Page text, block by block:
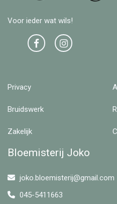
Voor ieder wat wils!
Privacy
Bruidswerk
Zakelijk
Bloemisterij Joko
joko.bloemisterij@gmail.com
045-5411663